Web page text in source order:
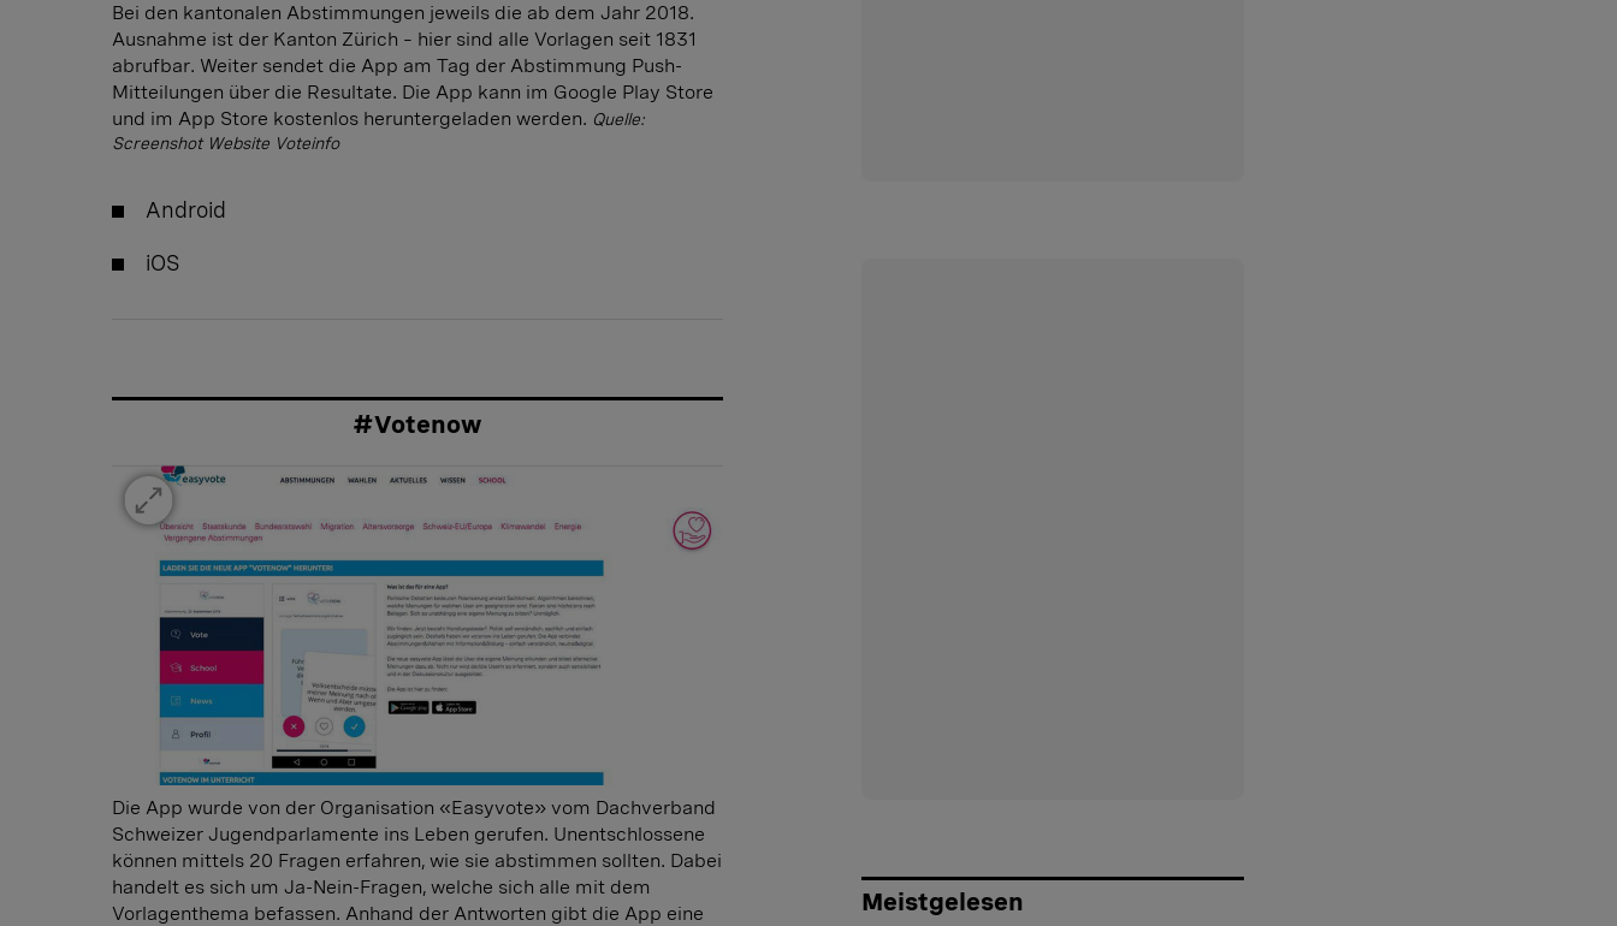
Bei den kantonalen Abstimmungen jeweils die ab dem Jahr 2018.
Ausnahme ist der Kanton Zürich – hier sind alle Vorlagen seit 1831
abrufbar. Weiter sendet die App am Tag der Abstimmung Push-
Mitteilungen über die Resultate. Die App kann im Google Play Store
und im App Store kostenlos heruntergeladen werden. Quelle:
Screenshot Website Voteinfo
Android
iOS
#Votenow
Die App wurde von der Organisation «Easyvote» vom Dachverband
Schweizer Jugendparlamente ins Leben gerufen. Unentschlossene
können mittels 20 Fragen erfahren, wie sie abstimmen sollten. Dabei
handelt es sich um Ja-Nein-Fragen, welche sich alle mit dem
Vorlagenthema befassen. Anhand der Antworten gibt die App eine
Meistgelesen